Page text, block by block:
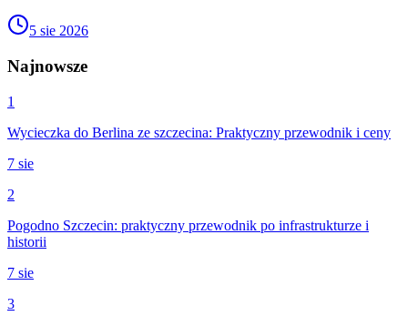
5 sie 2026
Najnowsze
1
Wycieczka do Berlina ze szczecina: Praktyczny przewodnik i ceny
7 sie
2
Pogodno Szczecin: praktyczny przewodnik po infrastrukturze i
historii
7 sie
3